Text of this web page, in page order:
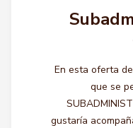
En esta oferta
que se
gustaría